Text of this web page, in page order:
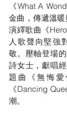
《What A
金曲，傳遞溫
演繹歌曲《
人歌聲向堅強
敬。壓軸登場
詩女士，獻唱
題曲《無悔
《Dancing
潮。